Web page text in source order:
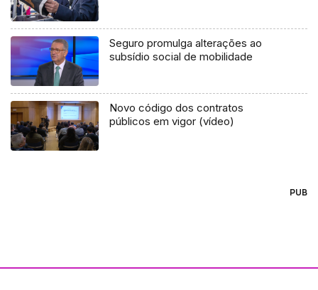
Seguro promulga alterações ao
subsídio social de mobilidade
Novo código dos contratos
públicos em vigor (vídeo)
PUB